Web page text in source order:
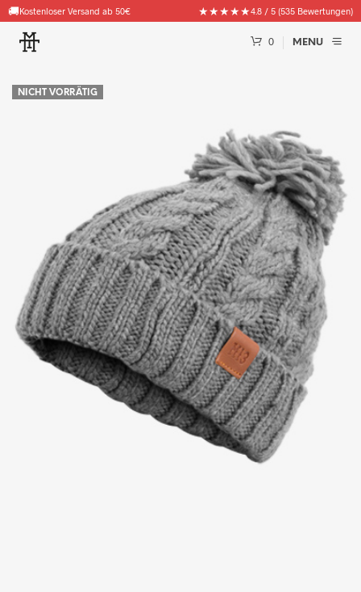
🚚Kostenloser Versand ab 50€ ★★★★★4.8 / 5 (535 Bewertungen)
0 MENU
NICHT VORRÄTIG